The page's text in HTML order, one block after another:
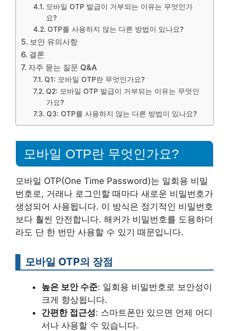
모바일 OTP 발급이 거부되는 이유는 무엇인가
요?
OTP를 사용하지 않는 다른 방법이 있나요?
보안 유의사항
결론
자주 묻는 질문 Q&A
Q1: 모바일 OTP란 무엇인가요?
Q2: 모바일 OTP 발급이 거부되는 이유는 무엇인
가요?
Q3: OTP를 사용하지 않는 다른 방법이 있나요?
모바일 OTP란 무엇인가요?
모바일 OTP(One Time Password)는 일회용 비밀
번호로, 거래나 로그인할 때마다 새로운 비밀번호가
생성되어 사용됩니다. 이 방식은 정기적인 비밀번호
보다 훨씬 안전합니다. 해커가 비밀번호를 도용하더
라도 단 한 번만 사용할 수 있기 때문입니다.
모바일 OTP의 장점
높은 보안 수준: 일회용 비밀번호로 보안성이
크게 향상됩니다.
간편한 접근성: 스마트폰만 있으면 언제 어디
서나 사용할 수 있습니다.